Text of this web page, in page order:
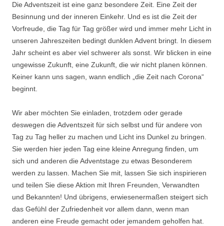
Die Adventszeit ist eine ganz besondere Zeit. Eine Zeit der
Besinnung und der inneren Einkehr. Und es ist die Zeit der
Vorfreude, die Tag für Tag größer wird und immer mehr Licht in
unseren Jahreszeiten bedingt dunklen Advent bringt. In diesem
Jahr scheint es aber viel schwerer als sonst. Wir blicken in eine
ungewisse Zukunft, eine Zukunft, die wir nicht planen können.
Keiner kann uns sagen, wann endlich „die Zeit nach Corona“
beginnt.
Wir aber möchten Sie einladen, trotzdem oder gerade
deswegen die Adventszeit für sich selbst und für andere von
Tag zu Tag heller zu machen und Licht ins Dunkel zu bringen.
Sie werden hier jeden Tag eine kleine Anregung finden, um
sich und anderen die Adventstage zu etwas Besonderem
werden zu lassen. Machen Sie mit, lassen Sie sich inspirieren
und teilen Sie diese Aktion mit Ihren Freunden, Verwandten
und Bekannten! Und übrigens, erwiesenermaßen steigert sich
das Gefühl der Zufriedenheit vor allem dann, wenn man
anderen eine Freude gemacht oder jemandem geholfen hat.